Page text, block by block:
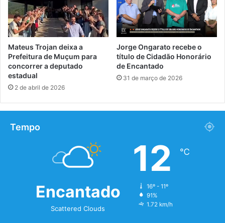
Mateus Trojan deixa a
Prefeitura de Muçum para
concorrer a deputado
estadual
2 de abril de 2026
Jorge Ongarato recebe o
título de Cidadão Honorário
de Encantado
31 de março de 2026
Tempo
Encantado
Scattered Clouds
12 ℃
16º - 11º
91%
1.72 km/h